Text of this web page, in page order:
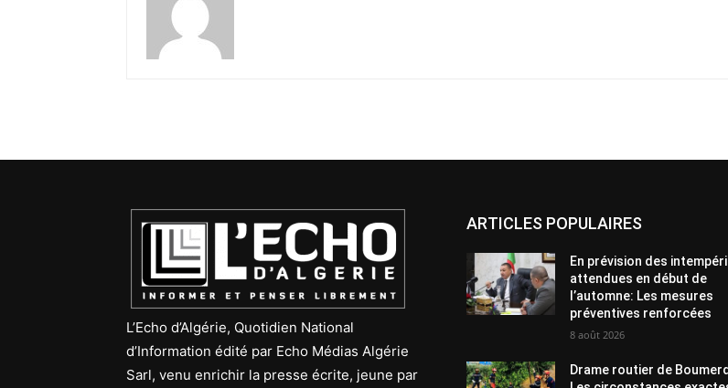
L’Echo d’Algérie, Quotidien National
d’Information édité par Echo Médias Algérie
Sarl, venu enrichir la presse écrite, jeune par
ARTICLES POPULAIRES
En prévision des
attendues en début de
l’automne: Les mesures
préventives renforcées
8 août 2026
Drame routier de